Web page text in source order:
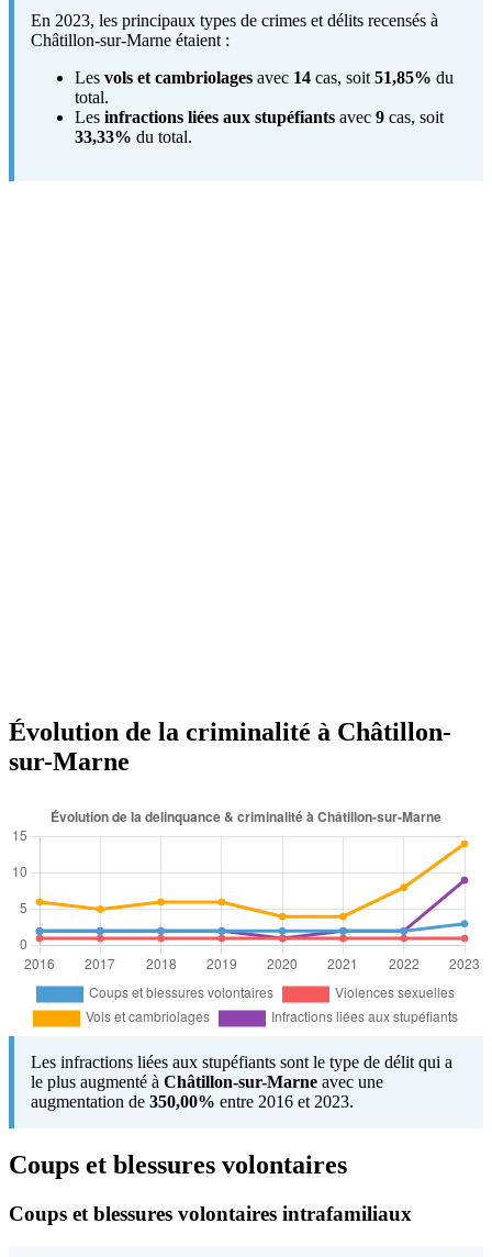
En 2023, les principaux types de crimes et délits recensés à
Châtillon-sur-Marne étaient :
Les vols et cambriolages avec 14 cas, soit 51,85% du
total.
Les infractions liées aux stupéfiants avec 9 cas, soit
33,33% du total.
Évolution de la criminalité à Châtillon-
sur-Marne
Les infractions liées aux stupéfiants sont le type de délit qui a
le plus augmenté à Châtillon-sur-Marne avec une
augmentation de 350,00% entre 2016 et 2023.
Coups et blessures volontaires
Coups et blessures volontaires intrafamiliaux